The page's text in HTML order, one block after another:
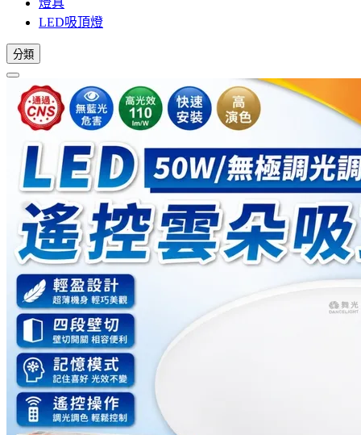
燈具
LED吸頂燈
分類